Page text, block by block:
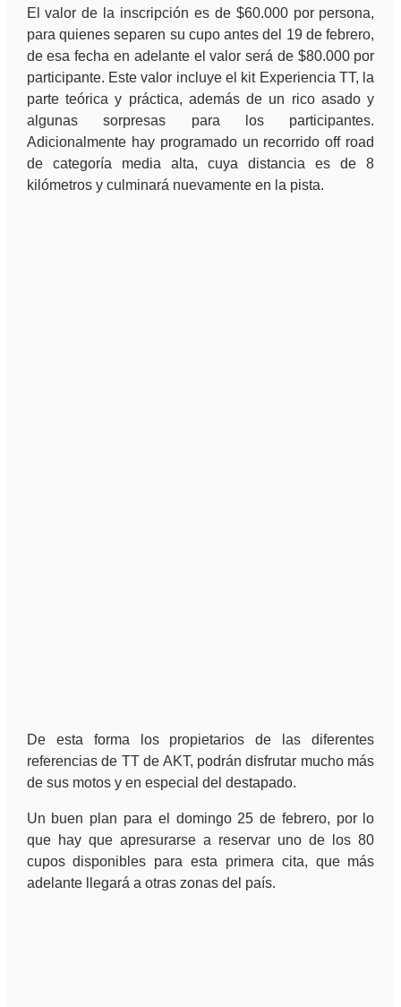
El valor de la inscripción es de $60.000 por persona,
para quienes separen su cupo antes del 19 de febrero,
de esa fecha en adelante el valor será de $80.000 por
participante. Este valor incluye el kit Experiencia TT, la
parte teórica y práctica, además de un rico asado y
algunas sorpresas para los participantes.
Adicionalmente hay programado un recorrido off road
de categoría media alta, cuya distancia es de 8
kilómetros y culminará nuevamente en la pista.
De esta forma los propietarios de las diferentes
referencias de TT de AKT, podrán disfrutar mucho más
de sus motos y en especial del destapado.
Un buen plan para el domingo 25 de febrero, por lo
que hay que apresurarse a reservar uno de los 80
cupos disponibles para esta primera cita, que más
adelante llegará a otras zonas del país.